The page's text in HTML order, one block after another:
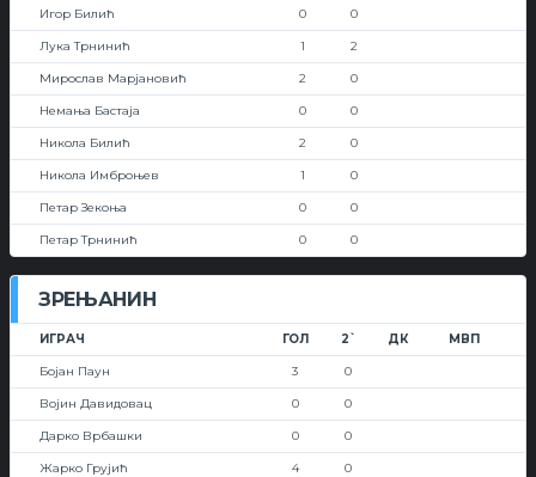
Игор Билић 0 0
Лука Трнинић 1 2
Мирослав Марјановић 2 0
Немања Бастаја 0 0
Никола Билић 2 0
Никола Имброњев 1 0
Петар Зекоња 0 0
Петар Трнинић 0 0
ЗРЕЊАНИН
ИГРАЧ ГОЛ 2` ДК МВП
Бојан Паун 3 0
Војин Давидовац 0 0
Дарко Врбашки 0 0
Жарко Грујић 4 0